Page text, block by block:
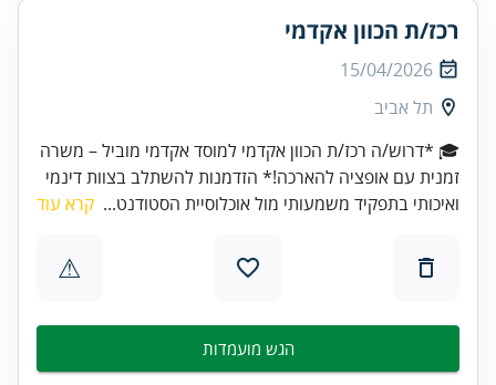
רכז/ת הכוון אקדמי
15/04/2026
תל אביב
🎓 *דרוש/ה רכז/ת הכוון אקדמי למוסד אקדמי מוביל – משרה
זמנית עם אופציה להארכה!* הזדמנות להשתלב בצוות דינמי
ואיכותי בתפקיד משמעותי מול אוכלוסיית הסטודנט... קרא עוד
⚠
הגש מועמדות